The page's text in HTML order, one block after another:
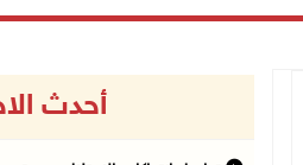
أحدث